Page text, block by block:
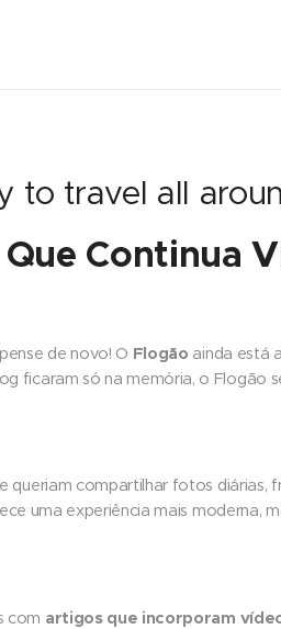
to travel all
Continua
de novo! O Flogão ainda está
só na memória, o Flogão
compartilhar fotos diárias,
uma experiência mais moderna,
com artigos que incorporam